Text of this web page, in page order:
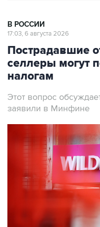
В РОССИИ
17:03, 6 августа 2026
Пострадавшие
селлеры могут
налогам
Этот вопрос
заявили в Минфине